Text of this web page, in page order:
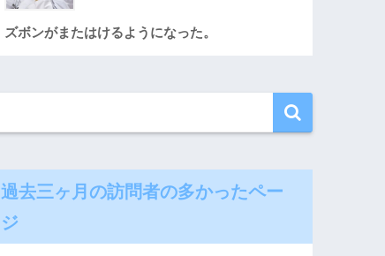
ズボンがまたはけるようになった。
過去三ヶ月の訪問者の多かったペー
ジ